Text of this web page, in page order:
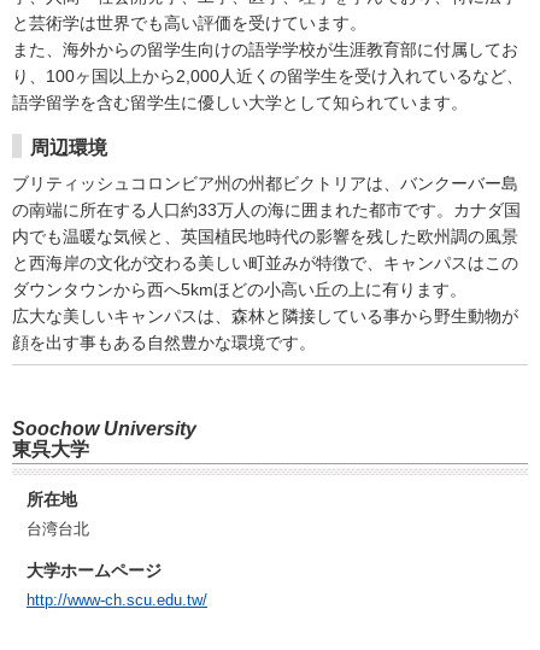
と芸術学は世界でも高い評価を受けています。
また、海外からの留学生向けの語学学校が生涯教育部に付属してお
り、100ヶ国以上から2,000人近くの留学生を受け入れているなど、
語学留学を含む留学生に優しい大学として知られています。
周辺環境
ブリティッシュコロンビア州の州都ビクトリアは、バンクーバー島
の南端に所在する人口約33万人の海に囲まれた都市です。カナダ国
内でも温暖な気候と、英国植民地時代の影響を残した欧州調の風景
と西海岸の文化が交わる美しい町並みが特徴で、キャンパスはこの
ダウンタウンから西へ5kmほどの小高い丘の上に有ります。
広大な美しいキャンパスは、森林と隣接している事から野生動物が
顔を出す事もある自然豊かな環境です。
Soochow University
東呉大学
所在地
台湾台北
大学ホームページ
http://www-ch.scu.edu.tw/